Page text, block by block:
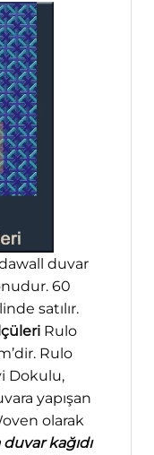
duvar
60
satılır.
Rulo
Rulo
Dokulu,
yapışan
olarak
kağıdı